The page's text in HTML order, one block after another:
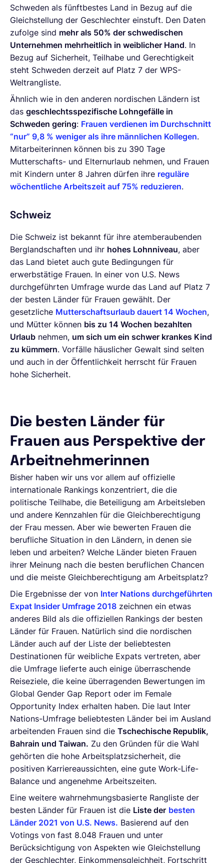
Schweden als fünftbestes Land in Bezug auf die
Gleichstellung der Geschlechter einstuft. Den Daten
zufolge sind mehr als 50% der schwedischen
Unternehmen mehrheitlich in weiblicher Hand. In
Bezug auf Sicherheit, Teilhabe und Gerechtigkeit
steht Schweden derzeit auf Platz 7 der WPS-
Weltrangliste.
Ähnlich wie in den anderen nordischen Ländern ist
das geschlechtsspezifische Lohngefälle in
Schweden gering: Frauen verdienen im Durchschnitt
“nur” 9,8 % weniger als ihre männlichen Kollegen.
Mitarbeiterinnen können bis zu 390 Tage
Mutterschafts- und Elternurlaub nehmen, und Frauen
mit Kindern unter 8 Jahren dürfen ihre reguläre
wöchentliche Arbeitszeit auf 75% reduzieren.
Schweiz
Die Schweiz ist bekannt für ihre atemberaubenden
Berglandschaften und ihr hohes Lohnniveau, aber
das Land bietet auch gute Bedingungen für
erwerbstätige Frauen. In einer von U.S. News
durchgeführten Umfrage wurde das Land auf Platz 7
der besten Länder für Frauen gewählt. Der
gesetzliche Mutterschaftsurlaub dauert 14 Wochen,
und Mütter können bis zu 14 Wochen bezahlten
Urlaub nehmen, um sich um ein schwer krankes Kind
zu kümmern. Vorfälle häuslicher Gewalt sind selten
und auch in der Öffentlichkeit herrscht für Frauen
hohe Sicherheit.
Die besten Länder für
Frauen aus Perspektive der
Arbeitnehmerinnen
Bisher haben wir uns vor allem auf offizielle
internationale Rankings konzentriert, die die
politische Teilhabe, die Beteiligung am Arbeitsleben
und andere Kennzahlen für die Gleichberechtigung
der Frau messen. Aber wie bewerten Frauen die
berufliche Situation in den Ländern, in denen sie
leben und arbeiten? Welche Länder bieten Frauen
ihrer Meinung nach die besten beruflichen Chancen
und die meiste Gleichberechtigung am Arbeitsplatz?
Die Ergebnisse der von Inter Nations durchgeführten
Expat Insider Umfrage 2018 zeichnen ein etwas
anderes Bild als die offiziellen Rankings der besten
Länder für Frauen. Natürlich sind die nordischen
Länder auch auf der Liste der beliebtesten
Destinationen für weibliche Expats vertreten, aber
die Umfrage lieferte auch einige überraschende
Reiseziele, die keine überragenden Bewertungen im
Global Gender Gap Report oder im Female
Opportunity Index erhalten haben. Die laut Inter
Nations-Umfrage beliebtesten Länder bei im Ausland
arbeitenden Frauen sind die Tschechische Republik,
Bahrain und Taiwan. Zu den Gründen für die Wahl
gehörten die hohe Arbeitsplatzsicherheit, die
positiven Karriereaussichten, eine gute Work-Life-
Balance und angenehme Arbeitszeiten.
Eine weitere wahrnehmungsbasierte Rangliste der
besten Länder für Frauen ist die Liste der besten
Länder 2021 von U.S. News. Basierend auf den
Votings von fast 8.048 Frauen und unter
Berücksichtigung von Aspekten wie Gleichstellung
der Geschlechter, Einkommensgleichheit, Fortschritt